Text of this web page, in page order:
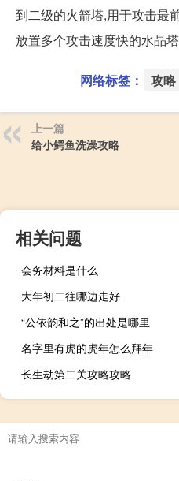
到二级的火箭塔,用于攻击最
放置多个攻击速度快的水晶塔
网络标签： 攻略
上一篇
给小鳄鱼洗澡攻略
相关问题
会务材料是什么
大年初二往哪边走好
“公依韵和之”的出处是哪里
名字里有虎的虎年怎么拜年
长生劫第二关攻略攻略